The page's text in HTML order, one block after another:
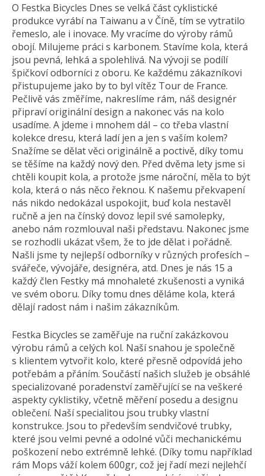
O Festka Bicycles Dnes se velká část cyklistické
produkce vyrábí na Taiwanu a v Číně, tím se vytratilo
řemeslo, ale i inovace. My vracíme do výroby rámů
obojí. Milujeme práci s karbonem. Stavíme kola, která
jsou pevná, lehká a spolehlivá. Na vývoji se podílí
špičkoví odborníci z oboru. Ke každému zákazníkovi
přistupujeme jako by to byl vítěz Tour de France.
Pečlivě vás změříme, nakreslíme rám, náš designér
připraví originální design a nakonec vás na kolo
usadíme. A jdeme i mnohem dál – co třeba vlastní
kolekce dresu, která ladí jen a jen s vaším kolem?
Snažíme se dělat věci originálně a poctivě, díky tomu
se těšíme na každý nový den. Před dvěma lety jsme si
chtěli koupit kola, a protože jsme nároční, měla to být
kola, která o nás něco řeknou. K našemu překvapení
nás nikdo nedokázal uspokojit, buď kola nestavěl
ručně a jen na čínský dovoz lepil své samolepky,
anebo nám rozmlouval naši představu. Nakonec jsme
se rozhodli ukázat všem, že to jde dělat i pořádně.
Našli jsme ty nejlepší odborníky v různých profesích –
svářeče, vývojáře, designéra, atd. Dnes je nás 15 a
každý člen Festky má mnohaleté zkušenosti a vyniká
ve svém oboru. Díky tomu dnes děláme kola, která
dělají radost nám i našim zákazníkům.
Festka Bicycles se zaměřuje na ruční zakázkovou
výrobu rámů a celých kol. Naší snahou je společně
s klientem vytvořit kolo, které přesně odpovídá jeho
potřebám a přáním. Součástí našich služeb je obsáhlé
specializované poradenství zaměřující se na veškeré
aspekty cyklistiky, včetně měření posedu a designu
oblečení. Naší specialitou jsou trubky vlastní
konstrukce. Jsou to především sendvičové trubky,
které jsou velmi pevné a odolné vůči mechanickému
poškození nebo extrémně lehké. (Díky tomu například
rám Mops váží kolem 600gr, což jej řadí mezi nejlehčí